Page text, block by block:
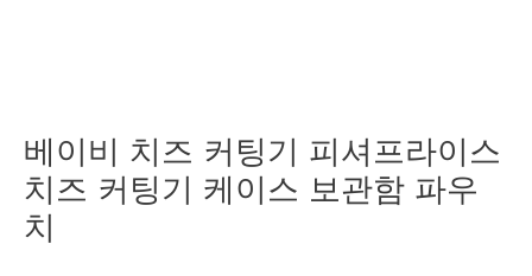
베이비 치즈 커팅기 피셔프라이스
치즈 커팅기 케이스 보관함 파우
치